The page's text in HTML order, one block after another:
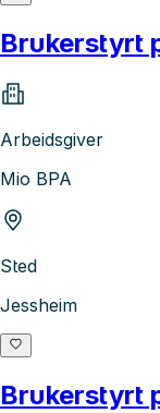
Brukerstyrt
Arbeidsgiver
Mio BPA
Sted
Jessheim
Brukerstyrt